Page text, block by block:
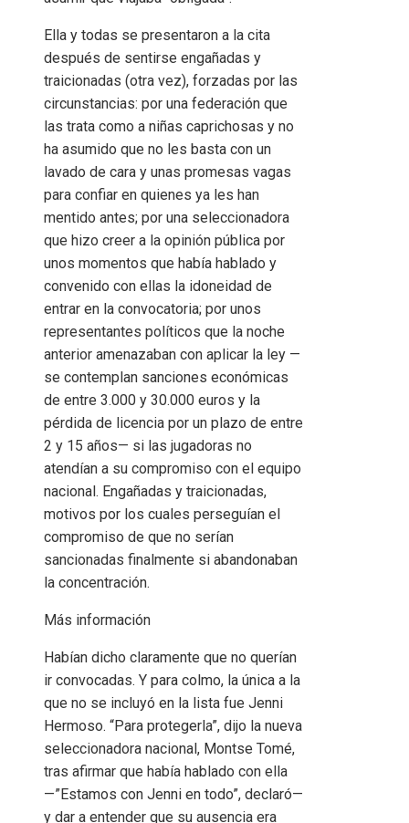
Ella y todas se presentaron a la cita
después de sentirse engañadas y
traicionadas (otra vez), forzadas por las
circunstancias: por una federación que
las trata como a niñas caprichosas y no
ha asumido que no les basta con un
lavado de cara y unas promesas vagas
para confiar en quienes ya les han
mentido antes; por una seleccionadora
que hizo creer a la opinión pública por
unos momentos que había hablado y
convenido con ellas la idoneidad de
entrar en la convocatoria; por unos
representantes políticos que la noche
anterior amenazaban con aplicar la ley —
se contemplan sanciones económicas
de entre 3.000 y 30.000 euros y la
pérdida de licencia por un plazo de entre
2 y 15 años— si las jugadoras no
atendían a su compromiso con el equipo
nacional. Engañadas y traicionadas,
motivos por los cuales perseguían el
compromiso de que no serían
sancionadas finalmente si abandonaban
la concentración.
Más información
Habían dicho claramente que no querían
ir convocadas. Y para colmo, la única a la
que no se incluyó en la lista fue Jenni
Hermoso. “Para protegerla”, dijo la nueva
seleccionadora nacional, Montse Tomé,
tras afirmar que había hablado con ella
—”Estamos con Jenni en todo”, declaró—
y dar a entender que su ausencia era